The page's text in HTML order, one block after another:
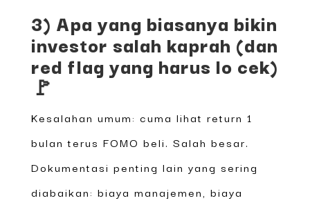
3) Apa yang biasanya bikin
investor salah kaprah (dan
red flag yang harus lo cek)
🚩
Kesalahan umum: cuma lihat return 1
bulan terus FOMO beli. Salah besar.
Dokumentasi penting lain yang sering
diabaikan: biaya manajemen, biaya